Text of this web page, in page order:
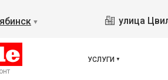
▼ улица
УСЛУГИ